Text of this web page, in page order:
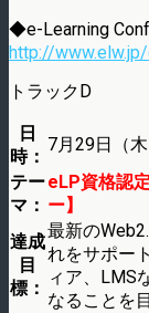
◆e-Learning
http://
トラックD
日
時：
7月29日（
テー
マ：
eLP資格認
ー】
達成
目
標：
最新の
れをサポー
ィア、LMS
なることを